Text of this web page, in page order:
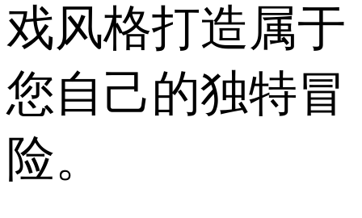
戏风格打造属于
您自己的独特冒
险。